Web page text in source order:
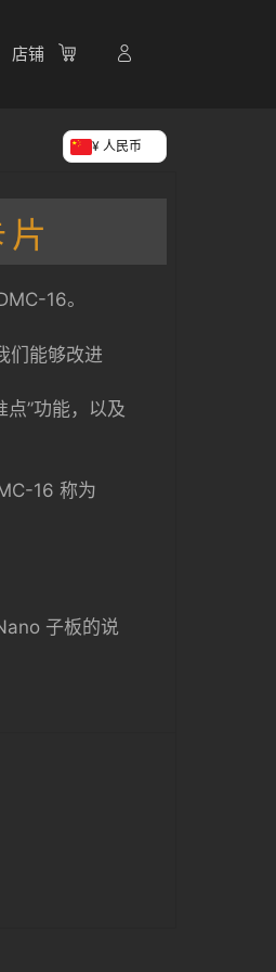
店铺
¥ 人民币
16。
们能够改进
”功能，以及
16 称为
子板的说